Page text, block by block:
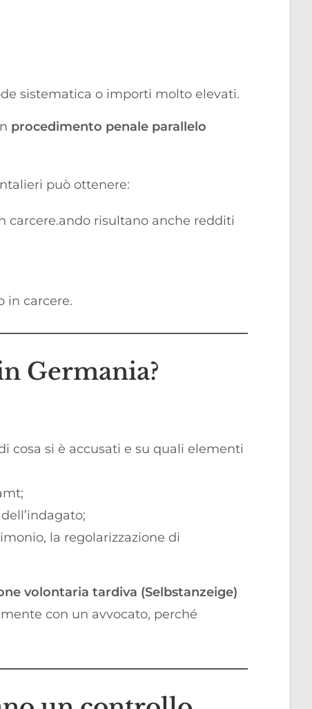
sistematica o importi molto elevati.
procedimento penale parallelo
può ottenere:
carcere.ando risultano anche redditi
in carcere.
Germania?
cosa si è accusati e su quali elementi
la regolarizzazione di
volontaria tardiva (Selbstanzeige)
con un avvocato, perché